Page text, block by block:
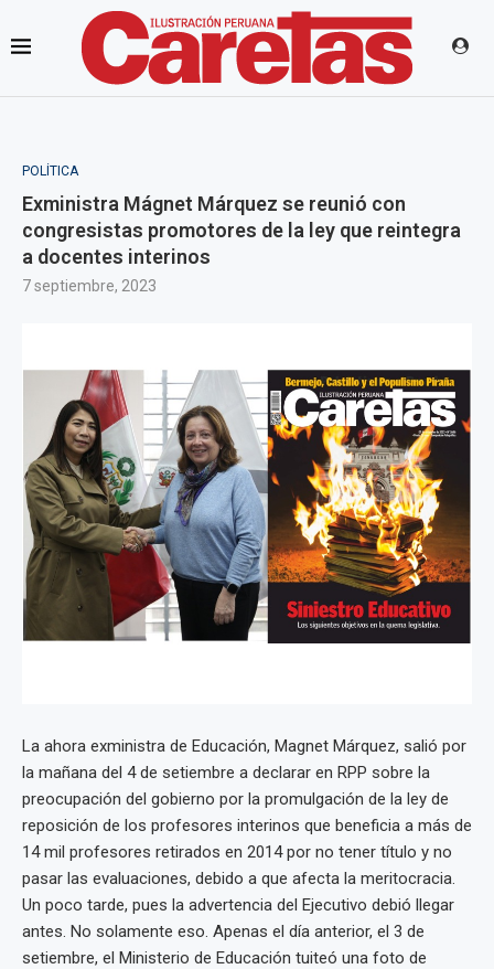
POLÍTICA
Exministra Mágnet Márquez se reunió con
congresistas promotores de la ley que reintegra
a docentes interinos
7 septiembre, 2023
La ahora exministra de Educación, Magnet Márquez, salió por
la mañana del 4 de setiembre a declarar en RPP sobre la
preocupación del gobierno por la promulgación de la ley de
reposición de los profesores interinos que beneficia a más de
14 mil profesores retirados en 2014 por no tener título y no
pasar las evaluaciones, debido a que afecta la meritocracia.
Un poco tarde, pues la advertencia del Ejecutivo debió llegar
antes. No solamente eso. Apenas el día anterior, el 3 de
setiembre, el Ministerio de Educación tuiteó una foto de